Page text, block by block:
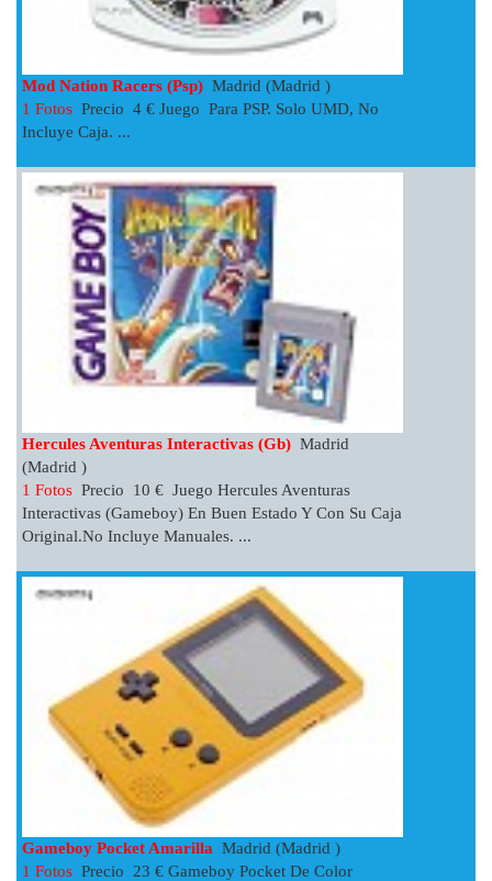
Mod Nation Racers (psp) Madrid (Madrid )
1 Fotos Precio 4 € Juego Para PSP. Solo UMD, No
Incluye Caja. ...
Hercules Aventuras Interactivas (gb) Madrid
(Madrid )
1 Fotos Precio 10 € Juego Hercules Aventuras
Interactivas (Gameboy) En Buen Estado Y Con Su Caja
Original.No Incluye Manuales. ...
Gameboy Pocket Amarilla Madrid (Madrid )
1 Fotos Precio 23 € Gameboy Pocket De Color